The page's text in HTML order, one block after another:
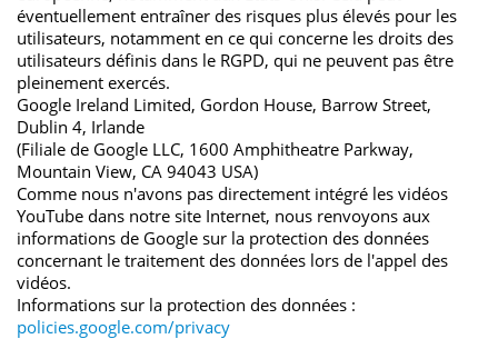
éventuellement entraîner des risques plus élevés pour les
utilisateurs, notamment en ce qui concerne les droits des
utilisateurs définis dans le RGPD, qui ne peuvent pas être
pleinement exercés.
Google Ireland Limited, Gordon House, Barrow Street,
Dublin 4, Irlande
(Filiale de Google LLC, 1600 Amphitheatre Parkway,
Mountain View, CA 94043 USA)
Comme nous n'avons pas directement intégré les vidéos
YouTube dans notre site Internet, nous renvoyons aux
informations de Google sur la protection des données
concernant le traitement des données lors de l'appel des
vidéos.
Informations sur la protection des données :
policies.google.com/privacy